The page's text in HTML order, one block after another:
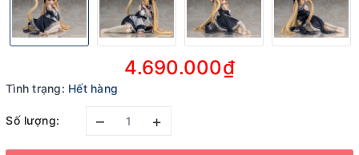
4.690.000₫
Tình trạng: Hết hàng
Số lượng: – +